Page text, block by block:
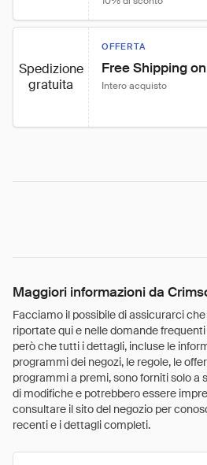
Spedizione
gratuita
OFFERTA
Free Shipping
Intero acquisto
Maggiori informazioni da
Facciamo il possibile di assicurarci
riportate qui e nelle domande
però che tutti i dettagli, incluse le
programmi dei negozi, le regole, le
programmi a premi, sono forniti solo a
di modifiche e potrebbero essere
consultare il sito del negozio per
recenti e i dettagli completi.